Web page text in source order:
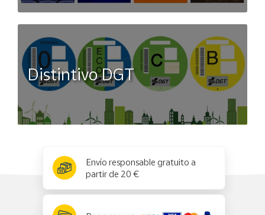
Distintivo DGT
Envío responsable gratuito a
partir de 20 €